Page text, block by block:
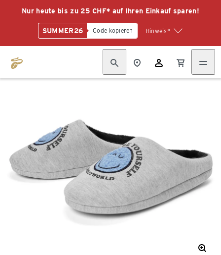
Nur heute bis zu 25 CHF* auf Ihren Einkauf sparen!
SUMMER26 Code kopieren Hinweis*